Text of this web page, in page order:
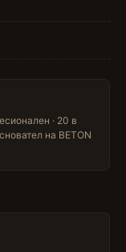
· 20 в
на BETON